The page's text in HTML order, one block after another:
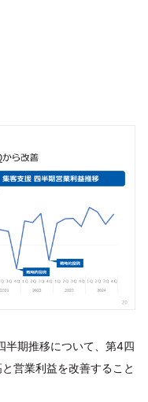
半期推移について、第4四
営業利益を改善すること